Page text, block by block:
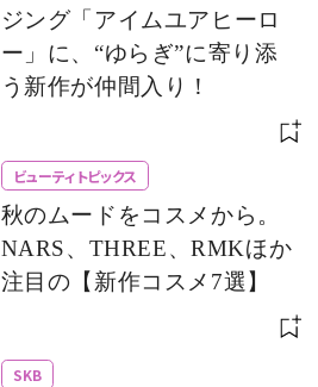
ジング「アイムユアヒーロ
ー」に、“ゆらぎ”に寄り添
う新作が仲間入り！
ビューティトピックス
秋のムードをコスメから。
NARS、THREE、RMKほか
注目の【新作コスメ7選】
SKB